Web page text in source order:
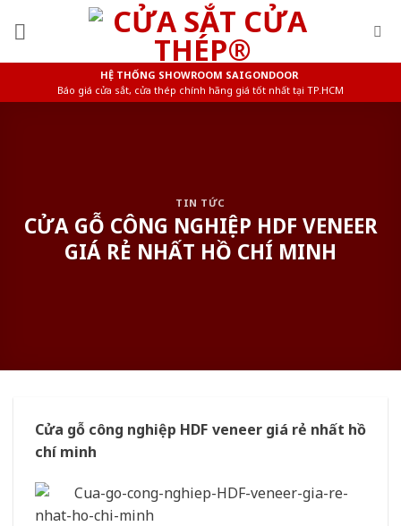
HỆ THỐNG SHOWROOM SAIGONDOOR
Báo giá cửa sắt, cửa thép chính hãng giá tốt nhất tại TP.HCM
TIN TỨC
CỬA GỖ CÔNG NGHIỆP HDF VENEER
GIÁ RẺ NHẤT HỒ CHÍ MINH
Cửa gỗ công nghiệp HDF veneer giá rẻ nhất hồ
chí minh